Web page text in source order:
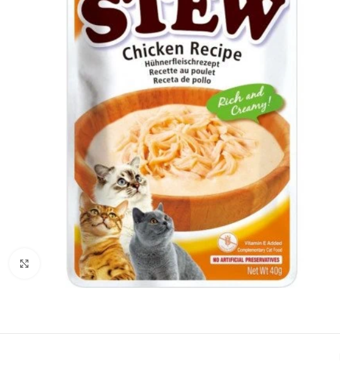
Haga Click para agrandar